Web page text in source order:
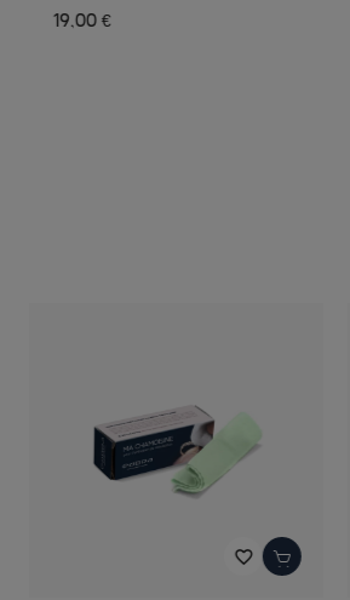
19,00 €
favorite_border